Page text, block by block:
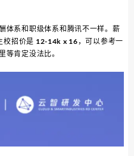
体系和职级体系和腾讯不一样。薪
招价是 12-14k x 16，可以参考一
等肯定没法比。